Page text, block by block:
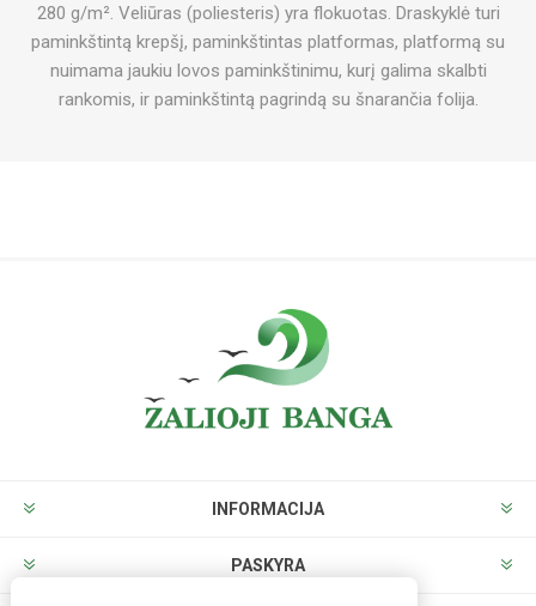
280 g/m². Veliūras (poliesteris) yra flokuotas. Draskyklė turi
paminkštintą krepšį, paminkštintas platformas, platformą su
nuimama jaukiu lovos paminkštinimu, kurį galima skalbti
rankomis, ir paminkštintą pagrindą su šnarančia folija.
INFORMACIJA
PASKYRA